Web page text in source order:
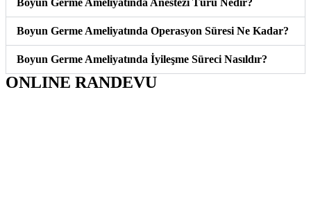
Boyun Germe Ameliyatında Anestezi Türü Nedir?
Boyun Germe Ameliyatında Operasyon Süresi Ne Kadar?
Boyun Germe Ameliyatında İyileşme Süreci Nasıldır?
ONLINE RANDEVU